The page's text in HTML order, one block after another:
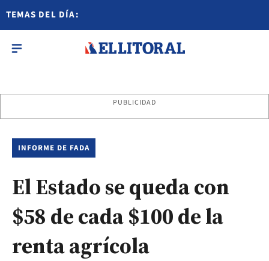
TEMAS DEL DÍA:
PUBLICIDAD
INFORME DE FADA
El Estado se queda con
$58 de cada $100 de la
renta agrícola